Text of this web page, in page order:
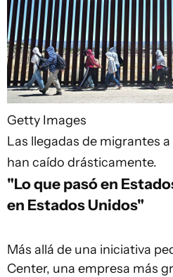
Getty Images
Las llegadas de migrantes
han caído drásticamente.
"Lo que pasó en
en Estados Unidos"
Más allá de una iniciativa
Center, una empresa más